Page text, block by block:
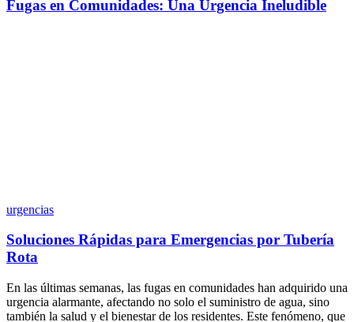
Fugas en Comunidades: Una Urgencia Ineludible
urgencias
Soluciones Rápidas para Emergencias por Tubería
Rota
En las últimas semanas, las fugas en comunidades han adquirido una
urgencia alarmante, afectando no solo el suministro de agua, sino
también la salud y el bienestar de los residentes. Este fenómeno, que